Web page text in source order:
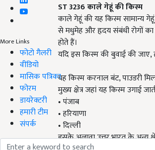
More Links
फोटो गैलरी
वीडियो
मासिक पत्रिका
फोरम
डायरेक्टरी
हमारी टीम
संपर्क
ST 3236काले गेहूं की किस्म
काले गेहूं की यह किस्म सामान्य
से मधुमेह और हृदय संबंधी रोगों का
होते हैं।
यदि इस किस्म की बुवाई की
यह किस्म करनाल बंट, पाउडरी
मुख्य क्षेत्र जहां यह किस्म उगाई
• पंजाब
• हरियाणा
• दिल्ली
इसके अलावा उत्तर भारत के अन्य